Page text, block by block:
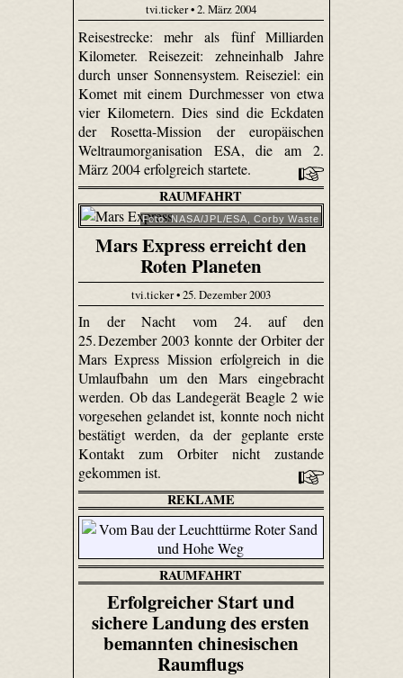
tvi.ticker • 2. März 2004
Reisestrecke: mehr als fünf Milliarden
Kilometer. Reisezeit: zehneinhalb Jahre
durch unser Sonnensystem. Reiseziel: ein
Komet mit einem Durchmesser von etwa
vier Kilometern. Dies sind die Eckdaten
der Rosetta-Mission der europäischen
Weltraumorganisation ESA, die am 2.
März 2004 erfolgreich startete.
RAUMFAHRT
Foto: NASA/JPL/ESA, Corby Waste
Mars Express erreicht den
Roten Planeten
tvi.ticker • 25. Dezember 2003
In der Nacht vom 24. auf den
25. Dezember 2003 konnte der Orbiter der
Mars Express Mission erfolgreich in die
Umlaufbahn um den Mars eingebracht
werden. Ob das Landegerät Beagle 2 wie
vorgesehen gelandet ist, konnte noch nicht
bestätigt werden, da der geplante erste
Kontakt zum Orbiter nicht zustande
gekommen ist.
REKLAME
RAUMFAHRT
Erfolgreicher Start und
sichere Landung des ersten
bemannten chinesischen
Raumflugs